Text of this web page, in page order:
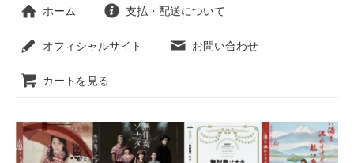
ホーム 支払・配送について
オフィシャルサイト お問い合わせ
カートを見る